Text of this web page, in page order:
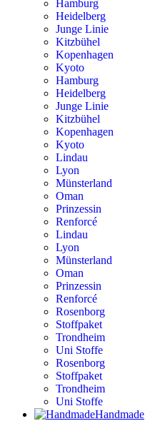
Hamburg
Heidelberg
Junge Linie
Kitzbühel
Kopenhagen
Kyoto
Hamburg
Heidelberg
Junge Linie
Kitzbühel
Kopenhagen
Kyoto
Lindau
Lyon
Münsterland
Oman
Prinzessin
Renforcé
Lindau
Lyon
Münsterland
Oman
Prinzessin
Renforcé
Rosenborg
Stoffpaket
Trondheim
Uni Stoffe
Rosenborg
Stoffpaket
Trondheim
Uni Stoffe
Handmade